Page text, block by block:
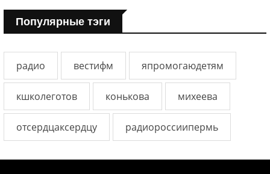
Популярные тэги
радио вестифм япромогаюдетям
кшколеготов конькова михеева
отсердцаксердцу радиороссиипермь